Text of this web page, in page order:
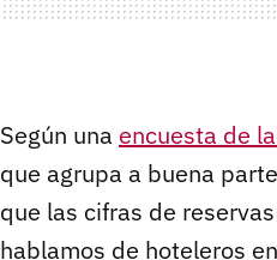
Según una encuesta de
que agrupa a buena
que las cifras de
hablamos de hoteleros